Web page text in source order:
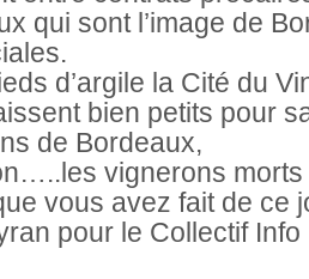
qui sont l’image de
d’argile la Cité du
bien petits pour
de Bordeaux,
vignerons morts
vous avez fait de ce
pour le Collectif Info